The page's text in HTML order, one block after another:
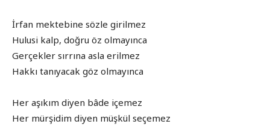
İrfan mektebine sözle girilmez
Hulusi kalp, doğru öz olmayınca
Gerçekler sırrına asla erilmez
Hakkı tanıyacak göz olmayınca
Her aşıkım diyen bâde içemez
Her mürşidim diyen müşkül seçemez